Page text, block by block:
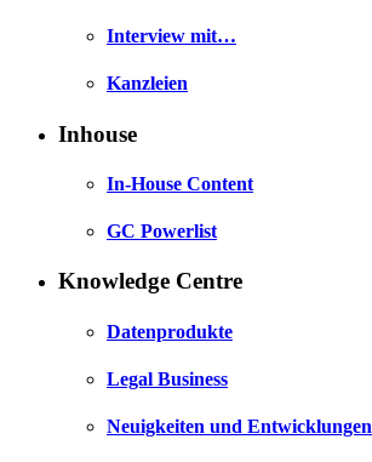
Interview mit…
Kanzleien
Inhouse
In-House Content
GC Powerlist
Knowledge Centre
Datenprodukte
Legal Business
Neuigkeiten und Entwicklungen